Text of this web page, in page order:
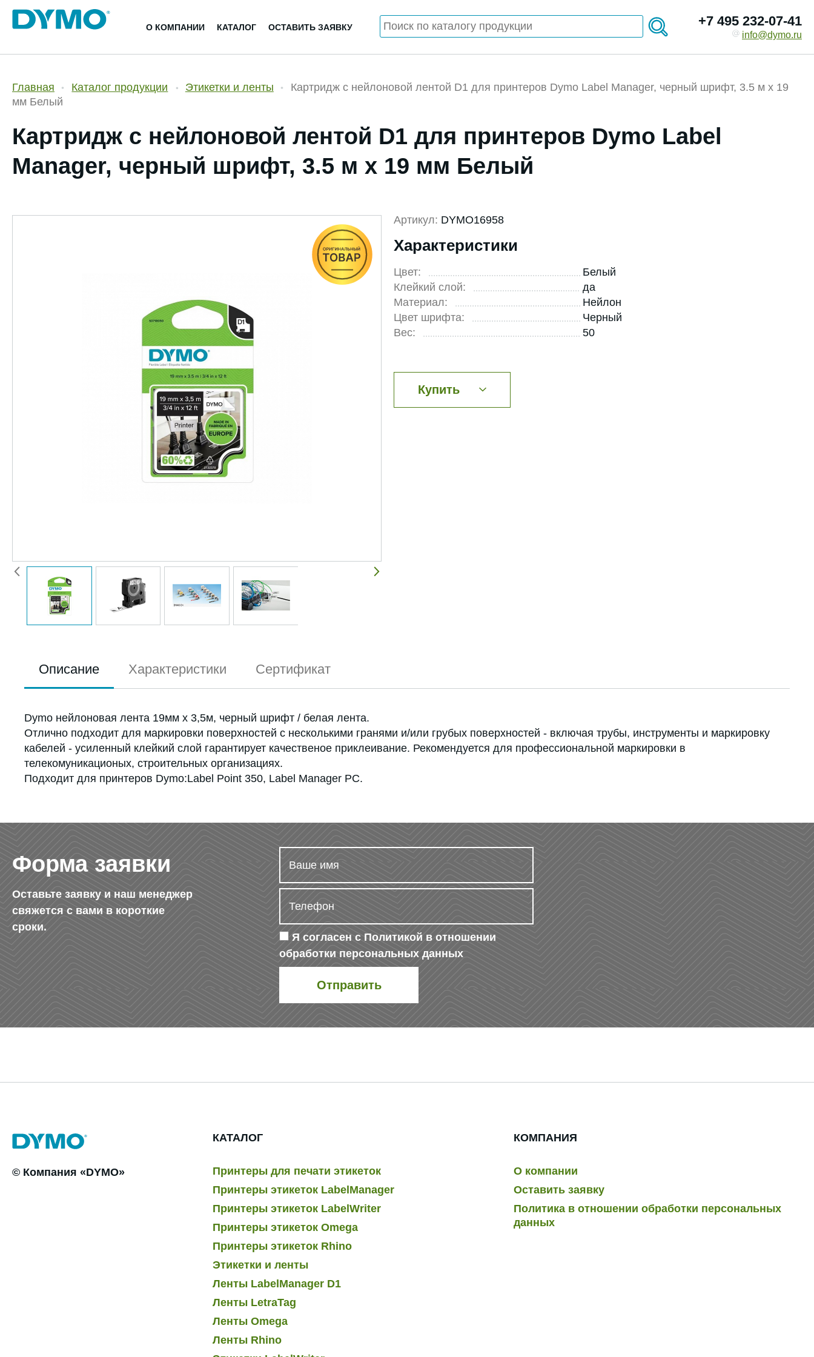
О КОМПАНИИ КАТАЛОГ ОСТАВИТЬ ЗАЯВКУ +7 495 232-07-41
info@dymo.ru
Главная Каталог продукции Этикетки и ленты
Картридж с нейлоновой лентой D1 для принтеров Dymo Label Manager, черный шрифт, 3.5 м x 19
мм Белый
Картридж с нейлоновой лентой D1 для принтеров Dymo Label
Manager, черный шрифт, 3.5 м x 19 мм Белый
Артикул: DYMO16958
Характеристики
Цвет:
Белый
Клейкий слой:
да
Материал:
Нейлон
Цвет шрифта:
Черный
Вес:
50
Купить
Описание Характеристики Сертификат
Dymo нейлоновая лента 19мм х 3,5м, черный шрифт / белая лента.
Отлично подходит для маркировки поверхностей с несколькими гранями и/или грубых поверхностей - включая трубы, инструменты и маркировку
кабелей - усиленный клейкий слой гарантирует качественое приклеивание. Рекомендуется для профессиональной маркировки в
телекомуникационых, строительных организациях.
Подходит для принтеров Dymo:Label Point 350, Label Manager PC.
Форма заявки
Оставьте заявку и наш менеджер
свяжется с вами в короткие
сроки.
Я согласен с Политикой в отношении
обработки персональных данных
© Компания «DYMO»
КАТАЛОГ
Принтеры для печати этикеток
Принтеры этикеток LabelManager
Принтеры этикеток LabelWriter
Принтеры этикеток Omega
Принтеры этикеток Rhino
Этикетки и ленты
Ленты LabelManager D1
Ленты LetraTag
Ленты Omega
Ленты Rhino
КОМПАНИЯ
О компании
Оставить заявку
Политика в отношении обработки персональных
данных